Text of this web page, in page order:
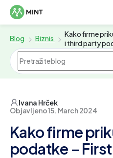
Blog Biznis
Kako firme
i third party
Ivana Hrček
Objavljeno 15. March 2024
Kako firme
podatke –